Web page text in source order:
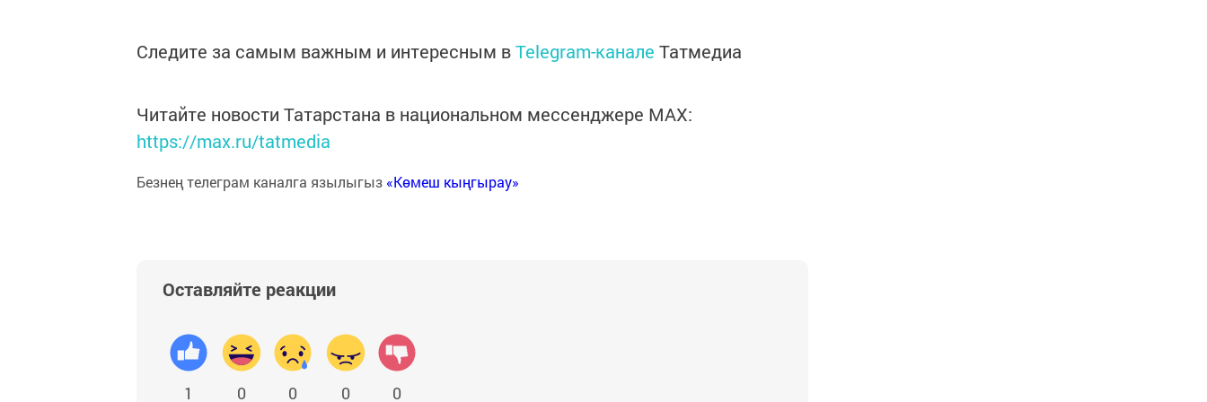
Следите за самым важным и интересным вTelegram-канале Татмедиа
Читайте новости Татарстана в национальном мессенджере MАХ:
https://max.ru/tatmedia
Безнең телеграм каналга язылыгыз «Көмеш кыңгырау»
Оставляйте реакции
1 0 0 0 0